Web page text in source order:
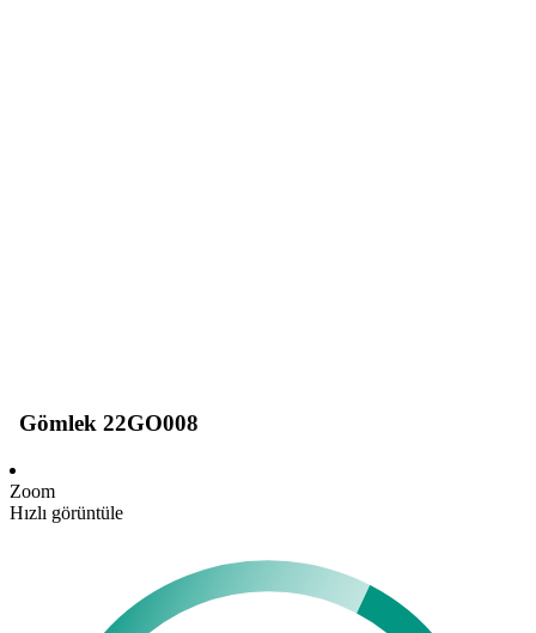
Gömlek 22GO008
Zoom
Hızlı görüntüle